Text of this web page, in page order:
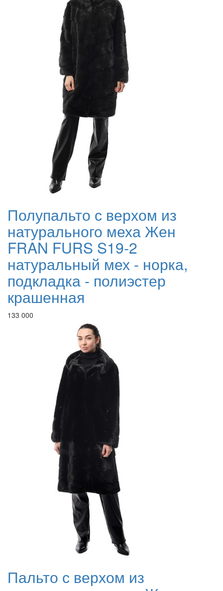
Полупальто с верхом из
натурального меха Жен
FRAN FURS S19-2
натуральный мех - норка,
подкладка - полиэстер
крашенная
133 000
Пальто с верхом из